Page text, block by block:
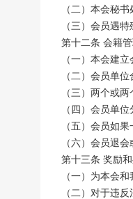
（二）本会秘
（三）会员遇
第十二条 会籍
（一）本会建
（二）会员单
（三）两个或
（四）会员单
（五）会员如
（六）会员退
第十三条 奖励
（一）为本会
（二）对于违